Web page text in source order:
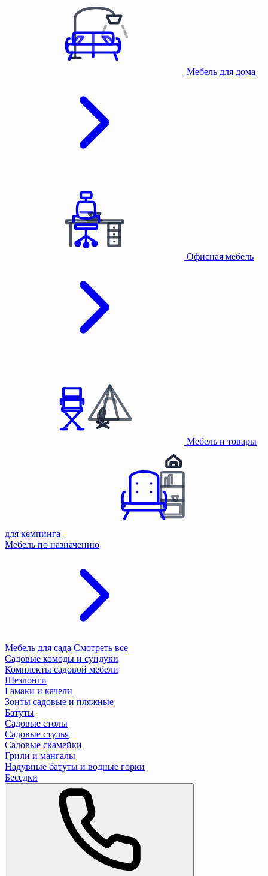
Мебель для дома
Офисная мебель
Мебель и товары
для кемпинга
Мебель по назначению
Мебель для сада Смотреть все
Садовые комоды и сундуки
Комплекты садовой мебели
Шезлонги
Гамаки и качели
Зонты садовые и пляжные
Батуты
Садовые столы
Садовые стулья
Садовые скамейки
Грили и мангалы
Надувные батуты и водные горки
Беседки